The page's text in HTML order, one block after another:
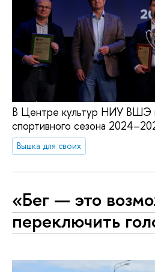
В Центре культур НИУ ВШЭ
спортивного сезона
Вышка для своих
«Бег — это
переключить